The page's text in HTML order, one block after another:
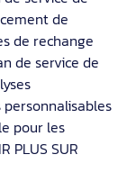
de
de rechange
de service de
pour les
PLUS SUR